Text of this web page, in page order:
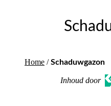
Home /Schaduwgazon
Inhoud door